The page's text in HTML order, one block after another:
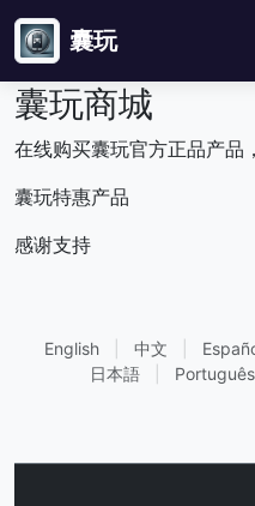
囊玩
囊玩商城
在线购买囊玩官方正品产品
囊玩特惠产品
感谢支持
English 中文
日本語
Português